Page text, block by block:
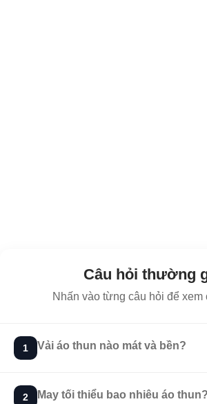
Câu hỏi thường
Nhấn vào từng câu hỏi để xem
1 Vải áo thun nào mát và bền?
2 May tối thiểu bao nhiêu áo thun?